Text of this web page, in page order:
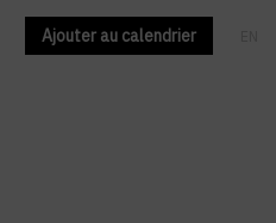
Ajouter au calendrier